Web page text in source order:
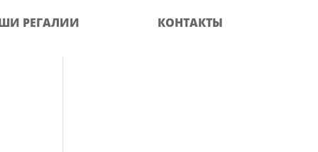
РЕГАЛИИ КОНТАКТЫ